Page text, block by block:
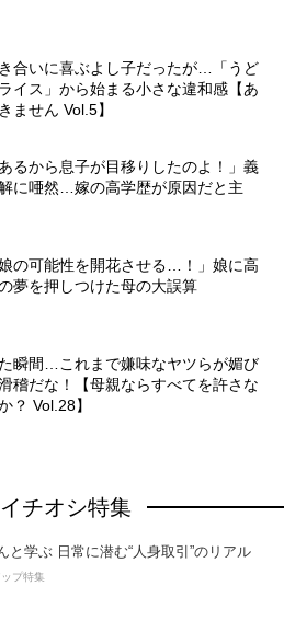
合いに喜ぶよし子だったが…「うど
イス」から始まる小さな違和感【あ
ません Vol.5】
るから息子が目移りしたのよ！」義
に唖然…嫁の高学歴が原因だと主
娘の可能性を開花させる…！」娘に高
夢を押しつけた母の大誤算
瞬間…これまで嫌味なヤツらが媚び
稽だな！【母親ならすべてを許さな
？ Vol.28】
チオシ特集
と学ぶ 日常に潜む“人身取引”のリアル
プ特集